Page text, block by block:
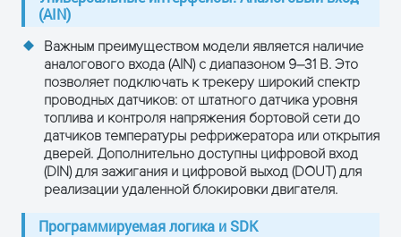
(AIN)
Важным преимуществом модели является наличие
аналогового входа (AIN)с диапазоном 9–31 В. Это
позволяет подключать к трекеру широкий спектр
проводных датчиков: от штатного датчика уровня
топлива и контроля напряжения бортовой сети до
датчиков температуры рефрижератора или открытия
дверей. Дополнительно доступны цифровой вход
(DIN) для зажигания и цифровой выход (DOUT) для
реализации удаленной блокировки двигателя.
Программируемая логика и SDK